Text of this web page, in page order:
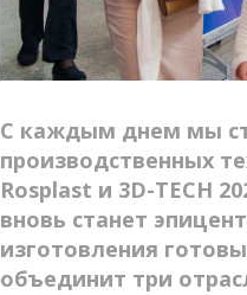
С каждым днем мы
производственных
Rosplast и 3D-TECH
вновь станет
изготовления
объединит три